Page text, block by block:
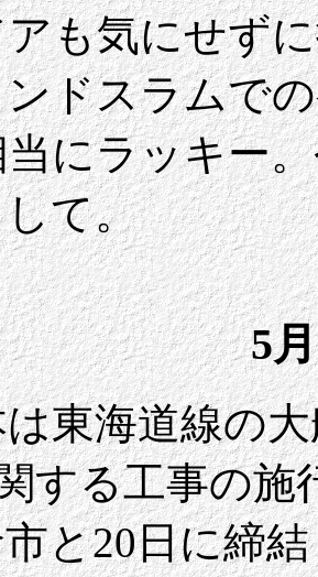
も気にせず
ドスラムで
にラッキー
て。
5
は東海道線の
する工事の施
と20日に締